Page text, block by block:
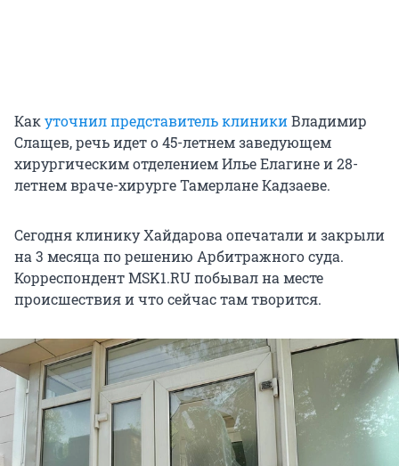
Какуточнил представитель клиникиВладимир
Слащев, речь идет о 45-летнем заведующем
хирургическим отделением Илье Елагине и 28-
летнем враче-хирурге Тамерлане Кадзаеве.
Сегодня клинику Хайдарова опечатали и закрыли
на 3 месяца по решению Арбитражного суда.
Корреспондент MSK1.RU побывал на месте
происшествия и что сейчас там творится.